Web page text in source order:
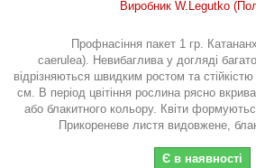
Виробник W.Legutko
Профнасіння пакет 1 гр.
caerulea). Невибаглива у догляді
відрізняються швидким ростом та
см. В період цвітіння рослина рясно
або блакитного кольору. Квіти
Прикореневе листя видовжене,
Є в наявності